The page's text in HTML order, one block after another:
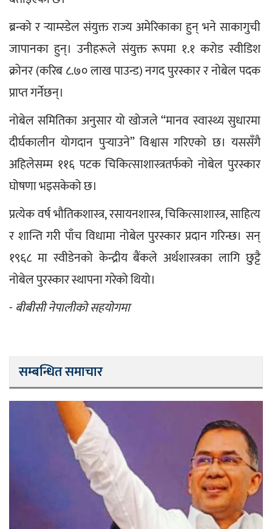
ब्रन्को र र्‍याम्स्डेल संयुक्त राज्य अमेरिकाका हुन् भने साकागुची
जापानका हुन्। उनीहरूले संयुक्त रूपमा १.१ करोड स्वीडिश
क्रोनर (करिब ८.७० लाख पाउन्ड) नगद पुरस्कार र नोबेल पदक
प्राप्त गर्नेछन्।
नोबेल समितिका अनुसार यो खोजले “मानव स्वास्थ्य सुधारमा
दीर्घकालीन योगदान पुर्‍याउने” विश्वास गरिएको छ। यससँगै
अहिलेसम्म ११६ पटक चिकित्साशास्त्रतर्फको नोबेल पुरस्कार
घोषणा भइसकेको छ।
प्रत्येक वर्ष भौतिकशास्त्र, रसायनशास्त्र, चिकित्साशास्त्र, साहित्य
र शान्ति गरी पाँच विधामा नोबेल पुरस्कार प्रदान गरिन्छ। सन्
१९६८ मा स्वीडेनको केन्द्रीय बैंकले अर्थशास्त्रका लागि छुट्टै
नोबेल पुरस्कार स्थापना गरेको थियो।
- बीबीसी नेपालीको सहयोगमा
सम्बन्धित समाचार